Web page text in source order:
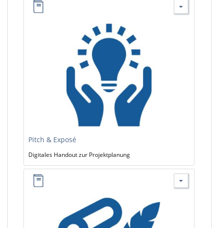
Pitch & Exposé
Digitales Handout zur Projektplanung